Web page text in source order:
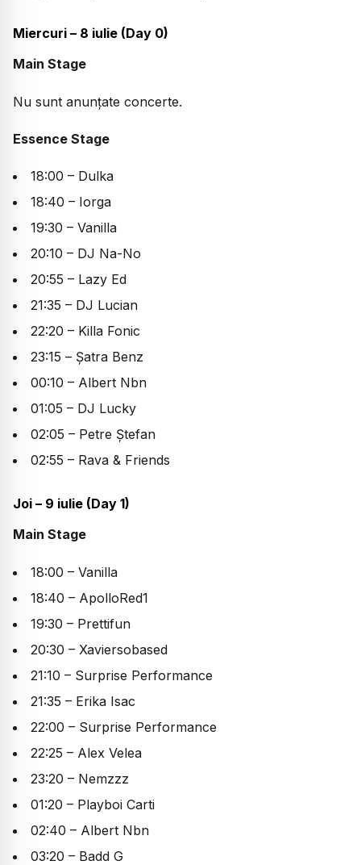
Miercuri – 8 iulie (Day 0)
Main Stage
Nu sunt anunțate concerte.
Essence Stage
18:00 – Dulka
18:40 – Iorga
19:30 – Vanilla
20:10 – DJ Na-No
20:55 – Lazy Ed
21:35 – DJ Lucian
22:20 – Killa Fonic
23:15 – Șatra Benz
00:10 – Albert Nbn
01:05 – DJ Lucky
02:05 – Petre Ștefan
02:55 – Rava & Friends
Joi – 9 iulie (Day 1)
Main Stage
18:00 – Vanilla
18:40 – ApolloRed1
19:30 – Prettifun
20:30 – Xaviersobased
21:10 – Surprise Performance
21:35 – Erika Isac
22:00 – Surprise Performance
22:25 – Alex Velea
23:20 – Nemzzz
01:20 – Playboi Carti
02:40 – Albert Nbn
03:20 – Badd G